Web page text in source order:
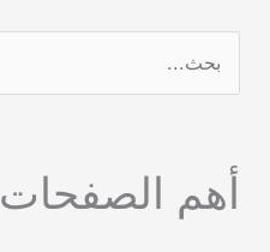
حأهم الصفحات